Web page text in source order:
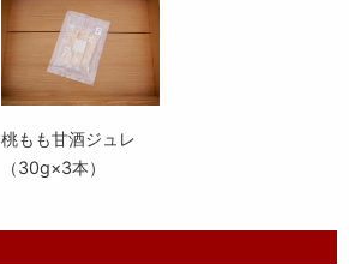
桃もも甘酒ジュレ
（30g×3本）